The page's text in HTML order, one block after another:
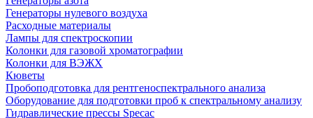
Генераторы нулевого воздуха
Расходные материалы
Лампы для спектроскопии
Колонки для газовой хроматографии
Колонки для ВЭЖХ
Кюветы
Пробоподготовка для рентгеноспектрального анализа
Оборудование для подготовки проб к спектральному анализу
Гидравлические прессы Specac